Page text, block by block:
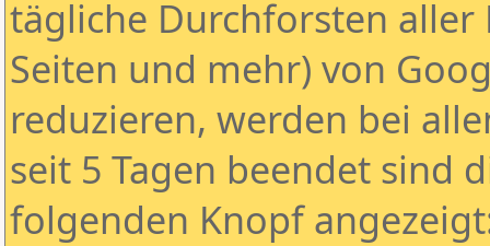
tägliche Durchforsten aller
Seiten und mehr) von
reduzieren, werden bei
seit 5 Tagen beendet sind
folgenden Knopf